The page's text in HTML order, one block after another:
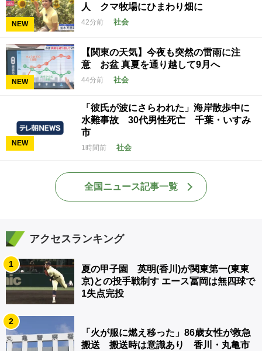
NEW
人 クマ牧場にひまわり畑に
42分前 社会
NEW
【関東の天気】今夜も突然の雷雨に注
意 お盆 真夏を通り越して9月へ
44分前 社会
NEW
「彼氏が波にさらわれた」海岸散歩中に
水難事故 30代男性死亡 千葉・いすみ
市
1時間前 社会
全国ニュース記事一覧
アクセスランキング
1
夏の甲子園 英明(香川)が関東第一(東東
京)との投手戦制す エース冨岡は無四球で
1失点完投
2
「火が服に燃え移った」86歳女性が救急
搬送 搬送時は意識あり 香川・丸亀市